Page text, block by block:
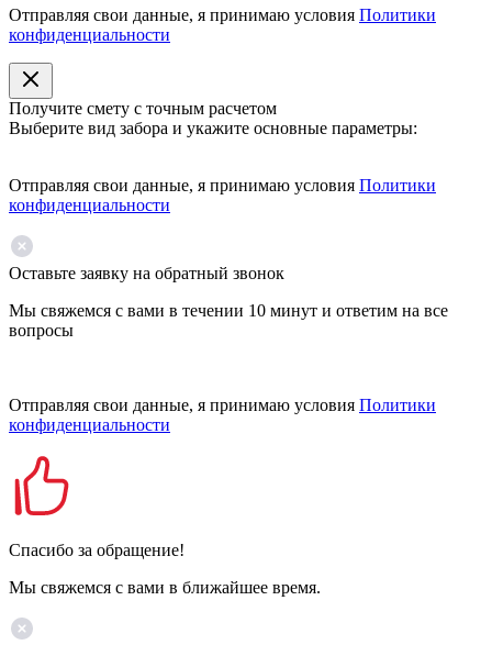
Отправляя свои данные, я принимаю условия Политики
конфиденциальности
Получите смету с точным расчетом
Выберите вид забора и укажите основные параметры:
Отправляя свои данные, я принимаю условия Политики
конфиденциальности
Оставьте заявку на обратный звонок
Мы свяжемся с вами в течении 10 минут и ответим на все
вопросы
Отправляя свои данные, я принимаю условия Политики
конфиденциальности
Спасибо за обращение!
Мы свяжемся с вами в ближайшее время.